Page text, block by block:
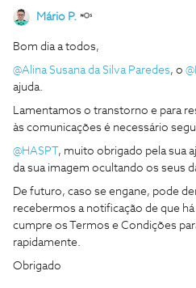
Mário P.
Bom dia a todos,
@Alina Susana da Silva Paredes, o
ajuda.
Lamentamos o transtorno e para
às comunicações é necessário
@HASPT , muito obrigado pela sua
da sua imagem ocultando os seus
De futuro, caso se engane, pode
recebermos a notificação de que
cumpre os Termos e Condições
rapidamente.
Obrigado